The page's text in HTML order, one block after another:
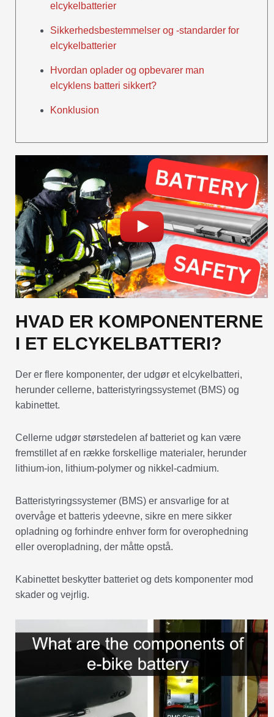
elcykelbatterier
Sikkerhedsbestemmelser og -standarder for
elcykelbatterier
Hvordan oplader og opbevarer man
elcyklens batteri sikkert?
Konklusion
HVAD ER KOMPONENTERNE
I ET ELCYKELBATTERI?
Der er flere komponenter, der udgør et elcykelbatteri,
herunder cellerne, batteristyringssystemet (BMS) og
kabinettet.
Cellerne udgør størstedelen af batteriet og kan være
fremstillet af en række forskellige materialer, herunder
lithium-ion, lithium-polymer og nikkel-cadmium.
Batteristyringssystemer (BMS) er ansvarlige for at
overvåge et batteris ydeevne, sikre en mere sikker
opladning og forhindre enhver form for overophedning
eller overopladning, der måtte opstå.
Kabinettet beskytter batteriet og dets komponenter mod
skader og vejrlig.